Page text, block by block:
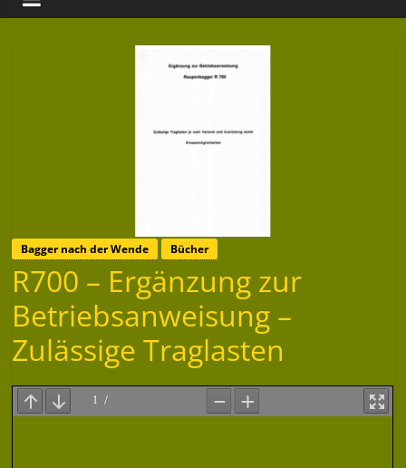
Bagger nach der Wende Bücher
R700 – Ergänzung zur
Betriebsanweisung –
Zulässige Traglasten